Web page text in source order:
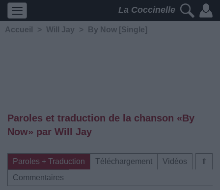
La Coccinelle
Accueil > Will Jay > By Now [Single]
Paroles et traduction de la chanson «By
Now» par Will Jay
⇑
Paroles + Traduction Téléchargement
Vidéos
Commentaires